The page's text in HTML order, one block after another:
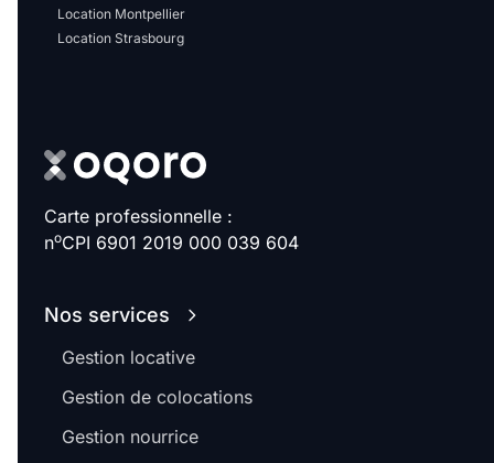
Location Montpellier
Location Strasbourg
Carte professionnelle :
noCPI 6901 2019 000 039 604
Nos services
Gestion locative
Gestion de colocations
Gestion nourrice